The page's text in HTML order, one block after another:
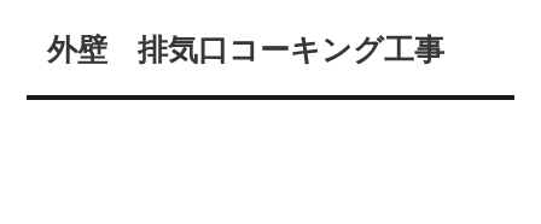
外壁 排気口コーキング工事